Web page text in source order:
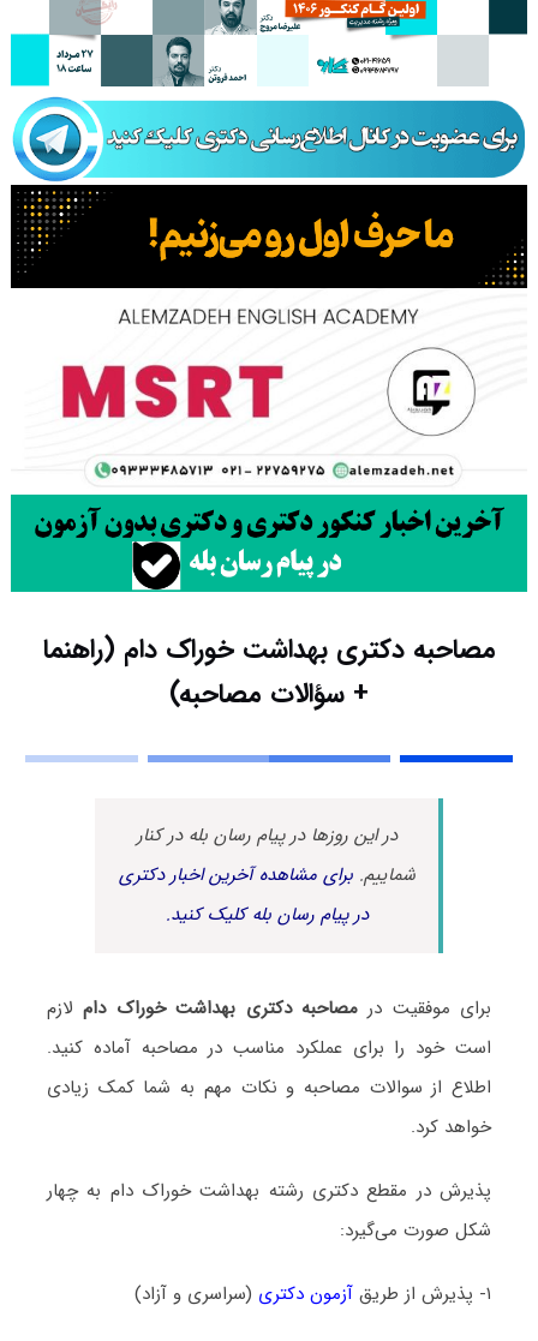
مصاحبه دکتری بهداشت خوراک دام (راهنما
+ سؤالات مصاحبه)
در این روزها در پیام رسان بله در کنار
شماییم.برای مشاهده آخرین اخبار دکتری
در پیام رسان بله کلیک کنید.
برای موفقیت درمصاحبه دکتری بهداشت خوراک دام لازم
است خود را برای عملکرد مناسب در مصاحبه آماده کنید.
اطلاع از سوالات مصاحبه و نکات مهم به شما کمک زیادی
خواهد کرد.
پذیرش در مقطع دکتری رشته بهداشت خوراک دام به چهار
شکل صورت می‌گیرد:
۱- پذیرش از طریق آزمون دکتری (سراسری و آزاد)